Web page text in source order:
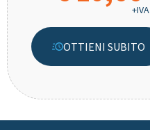
+IVA
OTTIENI SUBITO